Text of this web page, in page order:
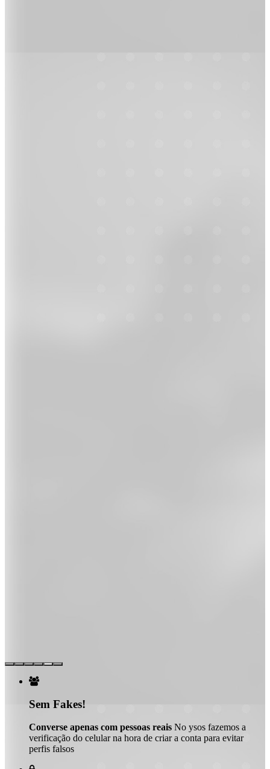

Sem Fakes!
Converse apenas com pessoas reais No ysos fazemos a
verificação do celular na hora de criar a conta para evitar
perfis falsos